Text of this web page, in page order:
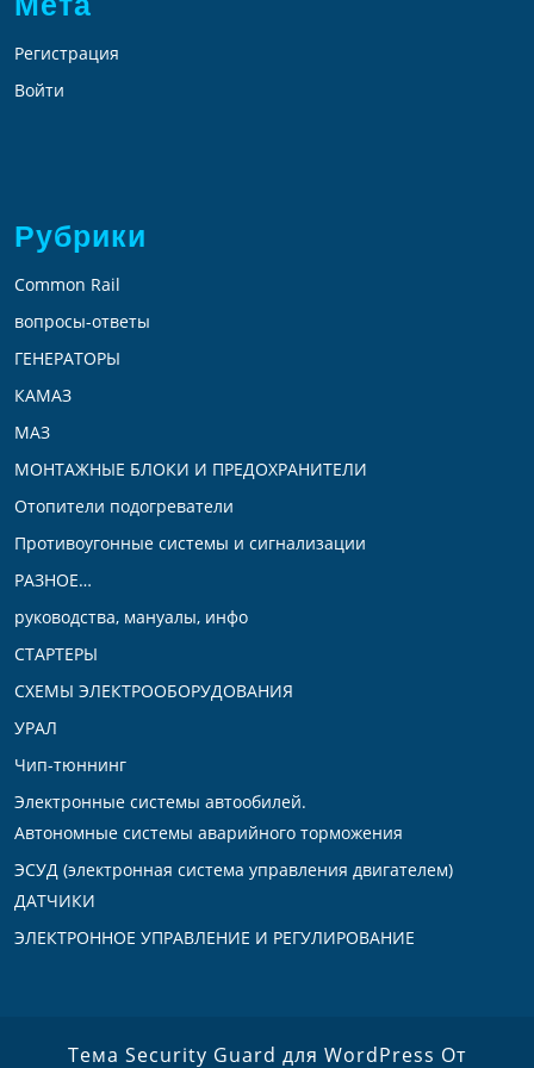
Регистрация
Войти
Рубрики
Common Rail
вопросы-ответы
ГЕНЕРАТОРЫ
КАМАЗ
МАЗ
МОНТАЖНЫЕ БЛОКИ И ПРЕДОХРАНИТЕЛИ
Отопители подогреватели
Противоугонные системы и сигнализации
РАЗНОЕ…
руководства, мануалы, инфо
СТАРТЕРЫ
СХЕМЫ ЭЛЕКТРООБОРУДОВАНИЯ
УРАЛ
Чип-тюннинг
Электронные системы автообилей.
Автономные системы аварийного торможения
ЭСУД (электронная система управления двигателем)
ДАТЧИКИ
ЭЛЕКТРОННОЕ УПРАВЛЕНИЕ И РЕГУЛИРОВАНИЕ
Тема Security Guard для WordPress От